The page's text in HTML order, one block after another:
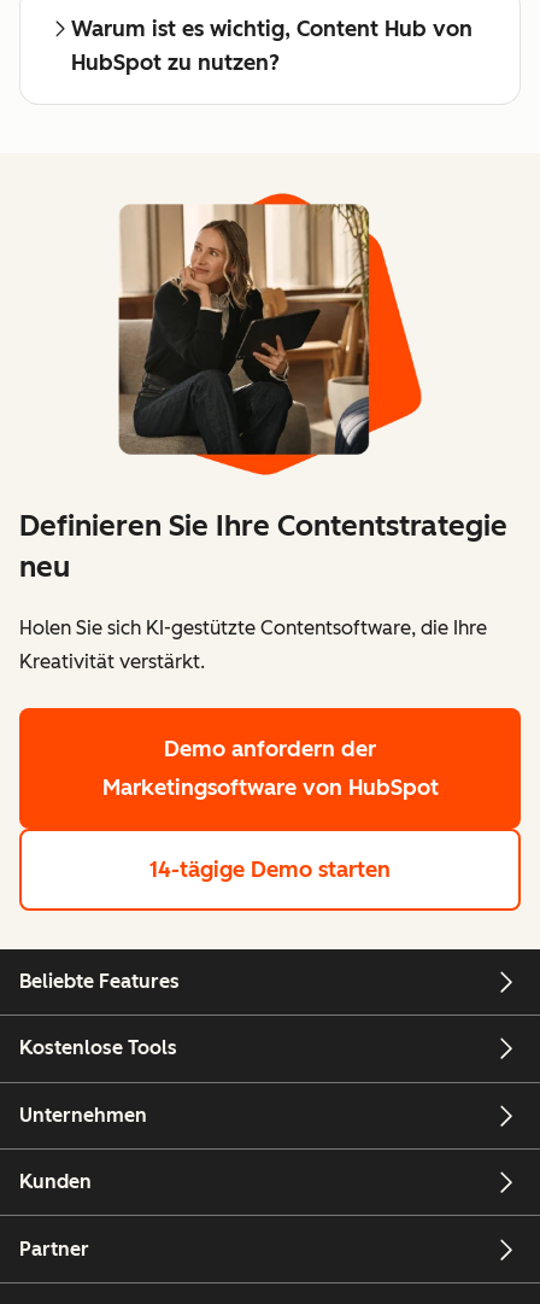
Warum ist es wichtig, Content Hub von
HubSpot zu nutzen?
Definieren Sie Ihre Contentstrategie
neu
Holen Sie sich KI-gestützte Contentsoftware, die Ihre
Kreativität verstärkt.
Demo anfordern der
Marketingsoftware von HubSpot
14-tägige Demo starten
Beliebte Features
Kostenlose Tools
Unternehmen
Kunden
Partner